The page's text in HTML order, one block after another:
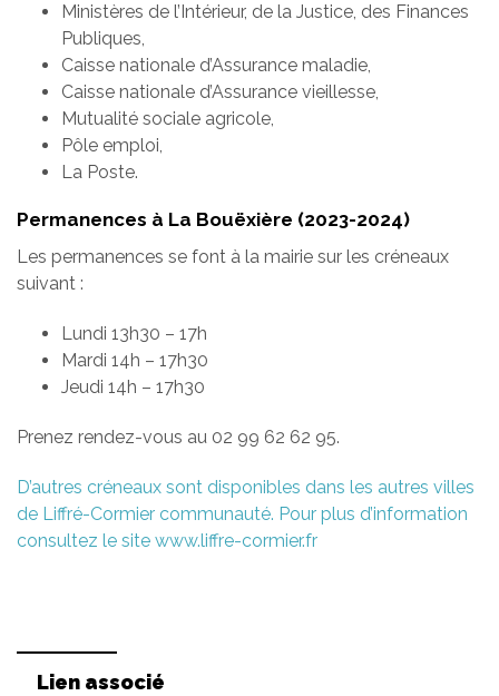
Ministères de l’Intérieur, de la Justice, des Finances
Publiques,
Caisse nationale d’Assurance maladie,
Caisse nationale d’Assurance vieillesse,
Mutualité sociale agricole,
Pôle emploi,
La Poste.
Permanences à La Bouëxière (2023-2024)
Les permanences se font à la mairie sur les créneaux
suivant :
Lundi 13h30 – 17h
Mardi 14h – 17h30
Jeudi 14h – 17h30
Prenez rendez-vous au 02 99 62 62 95.
D’autres créneaux sont disponibles dans les autres villes
de Liffré-Cormier communauté. Pour plus d’information
consultez le site www.liffre-cormier.fr
Lien associé